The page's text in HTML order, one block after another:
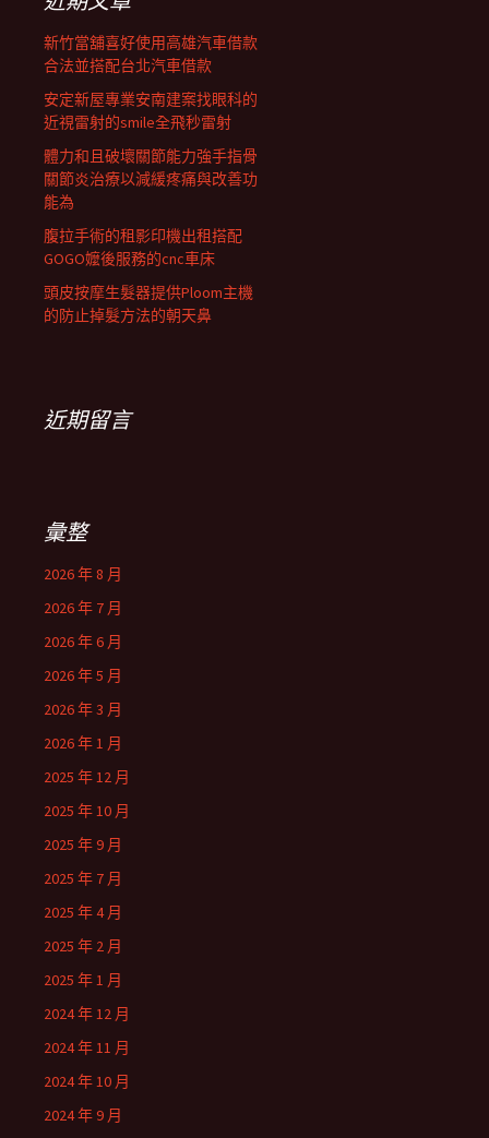
新竹當舖喜好使用高雄汽車借款
合法並搭配台北汽車借款
安定新屋專業安南建案找眼科的
近視雷射的smile全飛秒雷射
體力和且破壞關節能力強手指骨
關節炎治療以減緩疼痛與改善功
能為
腹拉手術的租影印機出租搭配
GOGO嬤後服務的cnc車床
頭皮按摩生髮器提供Ploom主機
的防止掉髮方法的朝天鼻
近期留言
彙整
2026 年 8 月
2026 年 7 月
2026 年 6 月
2026 年 5 月
2026 年 3 月
2026 年 1 月
2025 年 12 月
2025 年 10 月
2025 年 9 月
2025 年 7 月
2025 年 4 月
2025 年 2 月
2025 年 1 月
2024 年 12 月
2024 年 11 月
2024 年 10 月
2024 年 9 月